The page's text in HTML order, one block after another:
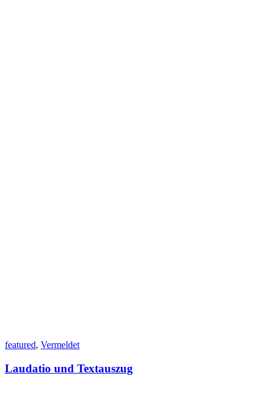
featured, Vermeldet
Laudatio und Textauszug